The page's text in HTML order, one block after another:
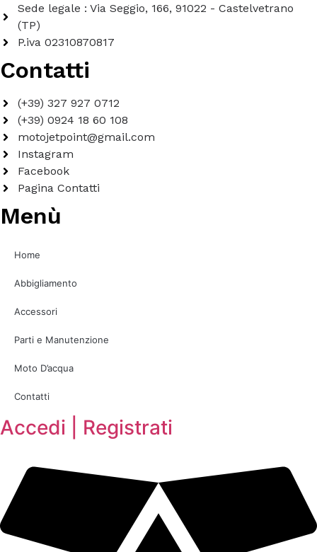
Sede legale : Via Seggio, 166, 91022 - Castelvetrano
(TP)
P.iva 02310870817
Contatti
(+39) 327 927 0712
(+39) 0924 18 60 108
motojetpoint@gmail.com
Instagram
Facebook
Pagina Contatti
Menù
Home
Abbigliamento
Accessori
Parti e Manutenzione
Moto D’acqua
Contatti
Accedi | Registrati